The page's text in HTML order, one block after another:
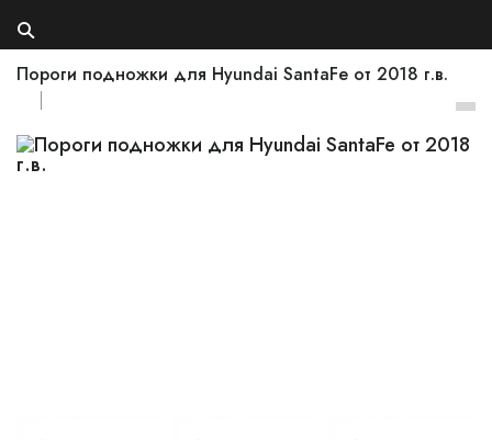
Пороги подножки для Hyundai SantaFe от 2018 г.в.